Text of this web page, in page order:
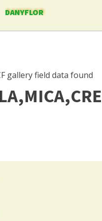
DANYFLOR
gallery field data found